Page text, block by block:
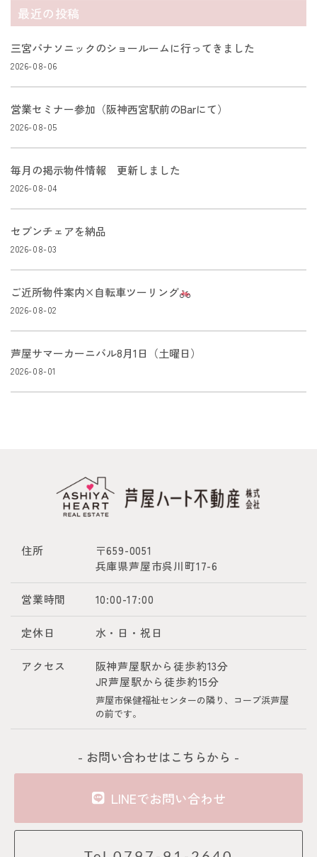
最近の投稿
三宮パナソニックのショールームに行ってきました
2026-08-06
営業セミナー参加（阪神西宮駅前のBarにて）
2026-08-05
毎月の掲示物件情報 更新しました
2026-08-04
セブンチェアを納品
2026-08-03
ご近所物件案内×自転車ツーリング
2026-08-02
芦屋サマーカーニバル8月1日（土曜日）
2026-08-01
住所
〒659-0051
兵庫県芦屋市呉川町17-6
営業時間 10:00-17:00
定休日 水・日・祝日
アクセス
阪神芦屋駅から徒歩約13分
JR芦屋駅から徒歩約15分
芦屋市保健福祉センターの隣り、コープ浜芦屋
の前です。
- お問い合わせはこちらから -
LINEでお問い合わせ